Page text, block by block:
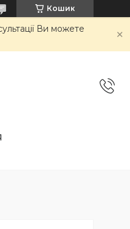
Кошик
Ви можете